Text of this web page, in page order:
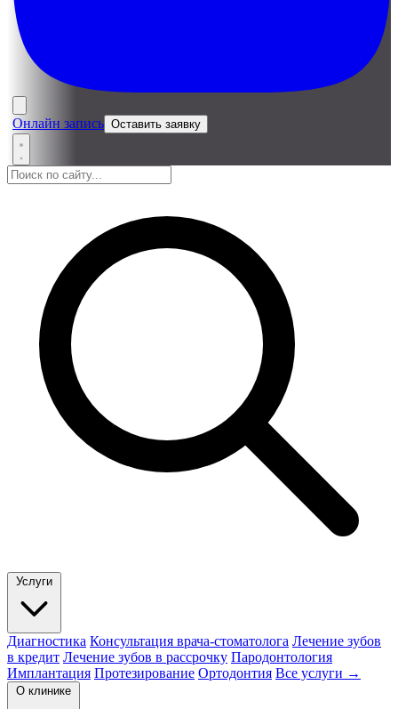
Онлайн запись Оставить заявку
Услуги
Диагностика Консультация врача-стоматолога Лечение зубов
в кредит Лечение зубов в рассрочку Пародонтология
Имплантация Протезирование Ортодонтия Все услуги →
О клинике